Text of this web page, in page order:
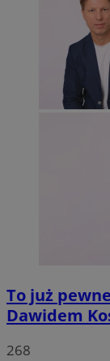
To już
Dawidem
268